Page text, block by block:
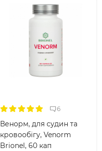
6
Венорм, для судин та
кровообігу, Venorm
Brionel, 60 кап